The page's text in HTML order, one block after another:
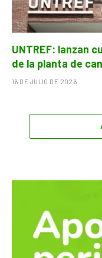
UNTREF: lanzan
de la planta de
16 DE JULIO DE 2026